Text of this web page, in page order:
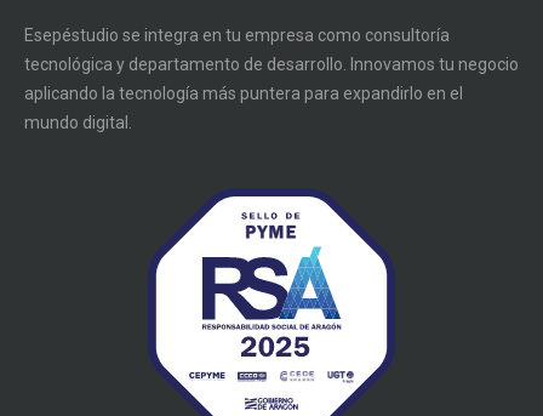
Esepéstudio se integra en tu empresa como consultoría
tecnológica y departamento de desarrollo. Innovamos tu negocio
aplicando la tecnología más puntera para expandirlo en el
mundo digital.